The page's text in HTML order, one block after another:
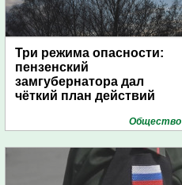
Три режима опасности:
пензенский
замгубернатора дал
чёткий план действий
Общество